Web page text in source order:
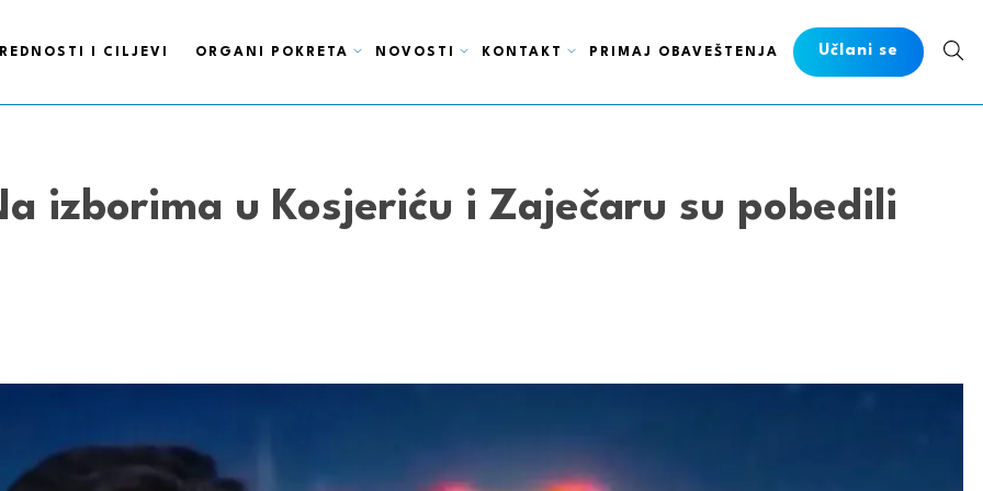
I CILJEVI ORGANI POKRETA NOVOSTI KONTAKT PRIMAJ OBAVEŠTENJA Učlani se
izborima u Kosjeriću i Zaječaru su pobedili